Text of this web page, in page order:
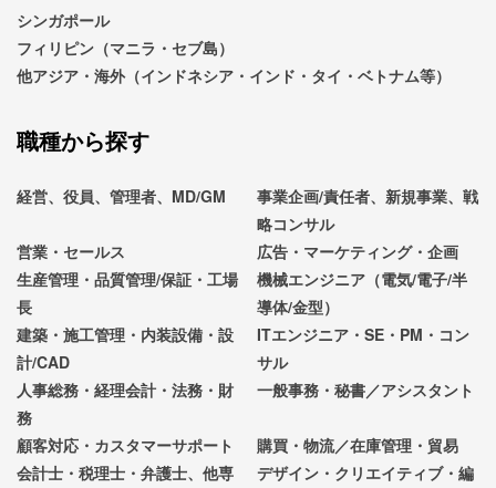
シンガポール
フィリピン（マニラ・セブ島）
他アジア・海外（インドネシア・インド・タイ・ベトナム等）
職種から探す
経営、役員、管理者、MD/GM
事業企画/責任者、新規事業、戦
略コンサル
営業・セールス
広告・マーケティング・企画
生産管理・品質管理/保証・工場
長
機械エンジニア（電気/電子/半
導体/金型）
建築・施工管理・内装設備・設
計/CAD
ITエンジニア・SE・PM・コン
サル
人事総務・経理会計・法務・財
務
一般事務・秘書／アシスタント
顧客対応・カスタマーサポート
購買・物流／在庫管理・貿易
会計士・税理士・弁護士、他専
デザイン・クリエイティブ・編